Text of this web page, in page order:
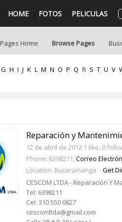
HOME FOTOS PELICULAS
Pages Home Browse Pages
G H I J K L M N O P Q R S T U V
Reparación y
12 de abril de 2012 1 like, 0
Phone: 6398211,Correo
Location: Bucaramanga -Get
CESCOM LTDA - Reparación Y
Tel: 6398211
Cel: 310 550 0827
cescomltda@gmail.com